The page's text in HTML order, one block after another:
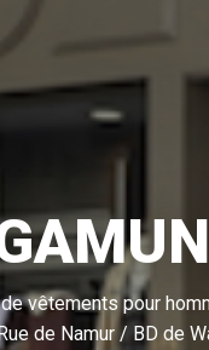
vêtements pour
de Namur / BD de